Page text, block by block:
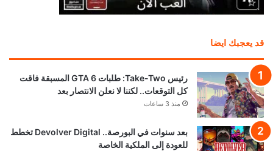
قد يعجبك ايضا
رئيس Take-Two: طلبات GTA 6 المسبقة فاقت
كل التوقعات.. لكننا لا نعلن الانتصار بعد
منذ 3 ساعات
بعد سنوات في البورصة.. Devolver Digital تخطط
للعودة إلى الملكية الخاصة